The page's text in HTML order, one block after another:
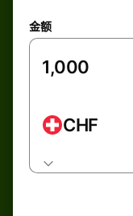
金额
CHF